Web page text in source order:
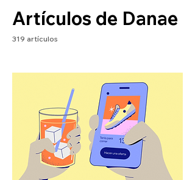
Artículos de Danae
319 artículos